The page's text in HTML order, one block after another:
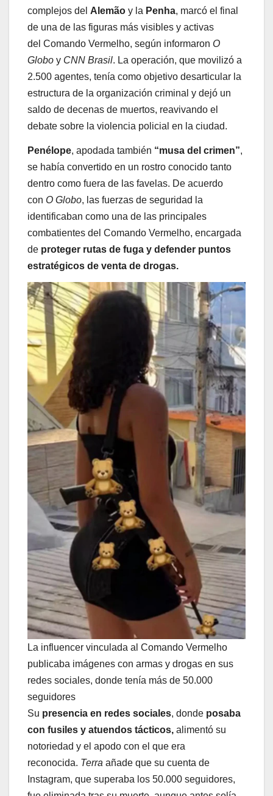
complejos del Alemão y la Penha, marcó el final
de una de las figuras más visibles y activas
del Comando Vermelho, según informaron O
Globo y CNN Brasil. La operación, que movilizó a
2.500 agentes, tenía como objetivo desarticular la
estructura de la organización criminal y dejó un
saldo de decenas de muertos, reavivando el
debate sobre la violencia policial en la ciudad.
Penélope, apodada también “musa del crimen”,
se había convertido en un rostro conocido tanto
dentro como fuera de las favelas. De acuerdo
con O Globo, las fuerzas de seguridad la
identificaban como una de las principales
combatientes del Comando Vermelho, encargada
de proteger rutas de fuga y defender puntos
estratégicos de venta de drogas.
La influencer vinculada al Comando Vermelho
publicaba imágenes con armas y drogas en sus
redes sociales, donde tenía más de 50.000
seguidores
Su presencia en redes sociales, donde posaba
con fusiles y atuendos tácticos, alimentó su
notoriedad y el apodo con el que era
reconocida. Terra añade que su cuenta de
Instagram, que superaba los 50.000 seguidores,